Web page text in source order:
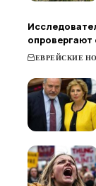
опровергают
ЕВРЕЙСКИЕ